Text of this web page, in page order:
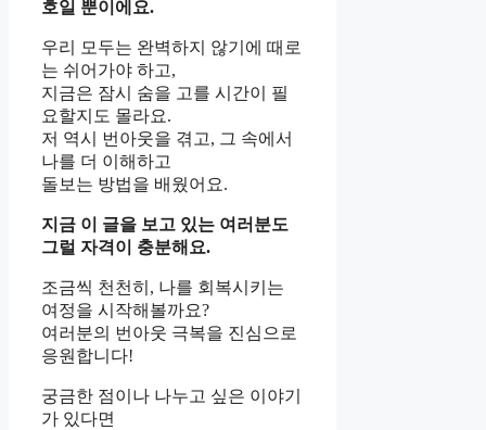
호일 뿐이에요.
우리 모두는 완벽하지 않기에 때로
는 쉬어가야 하고,
지금은 잠시 숨을 고를 시간이 필
요할지도 몰라요.
저 역시 번아웃을 겪고, 그 속에서
나를 더 이해하고
돌보는 방법을 배웠어요.
지금 이 글을 보고 있는 여러분도
그럴 자격이 충분해요.
조금씩 천천히, 나를 회복시키는
여정을 시작해볼까요?
여러분의 번아웃 극복을 진심으로
응원합니다!
궁금한 점이나 나누고 싶은 이야기
가 있다면